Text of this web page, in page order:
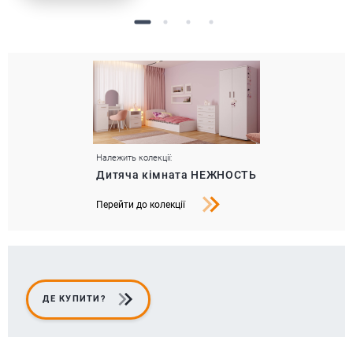
Належить колекції:
Дитяча кімната НЕЖНОСТЬ
Перейти до колекції
ДЕ КУПИТИ?